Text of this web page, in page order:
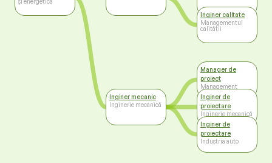
Inginer mecanic
Inginerie mecanică
Inginer calitate
Managementul
calității
Manager de
proiect
Management
Inginer de
proiectare
Inginerie mecanică
Inginer de
proiectare
Industria auto